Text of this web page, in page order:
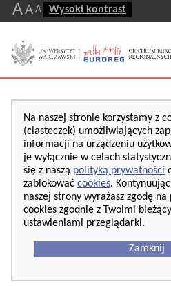
AA A Wysoki kontrast
Na naszej stronie korzystamy z
(ciasteczek) umożliwiających
informacji na urządzeniu
je wyłącznie w celach
się z naszą polityką prywatności
zablokować cookies.
naszej strony wyrażasz zgodę
cookies zgodnie z Twoimi
ustawieniami przeglądarki.
Zamknij